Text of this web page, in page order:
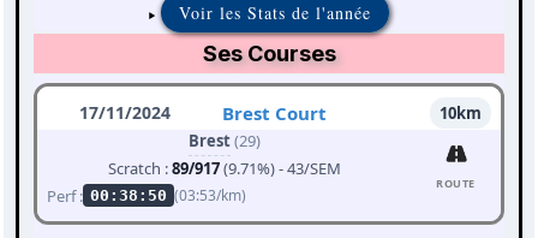
Voir les Stats de l'année
Ses Courses
17/11/2024 Brest Court
10km
Brest(29)
Scratch :89/917(9.71%) - 43/SEM
Perf : 00:38:50 (03:53/km)
ROUTE